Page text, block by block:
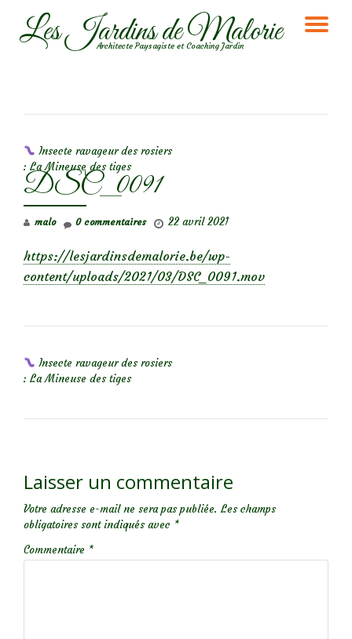
AllerLes Jardins de Malorie
Architecte Paysagiste et Coaching Jardin
Insecte ravageur des rosiers
: La Mineuse des tiges
DSC_0091
malo 22 avril 2021
0 commentaires
https://lesjardinsdemalorie.be/wp-
content/uploads/2021/03/DSC_0091.mov
Insecte ravageur des rosiers
: La Mineuse des tiges
Laisser un commentaire
Votre adresse e-mail ne sera pas publiée. Les champs
obligatoires sont indiqués avec *
Commentaire *